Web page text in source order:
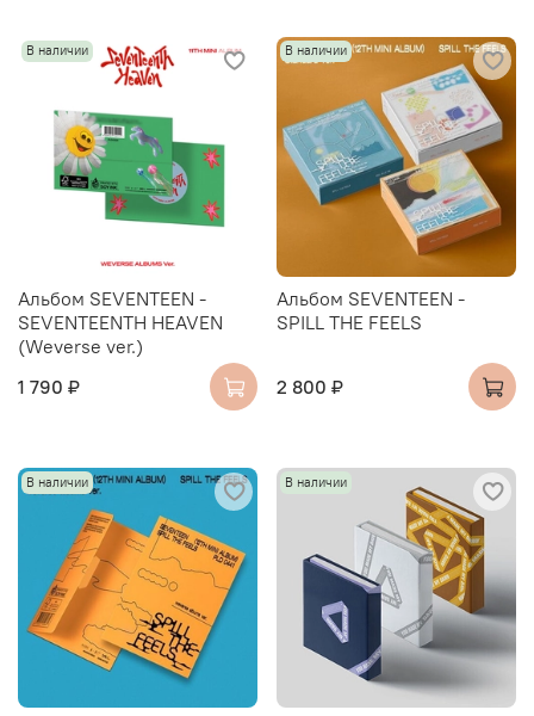
В наличии
Альбом SEVENTEEN -
SEVENTEENTH HEAVEN
(Weverse ver.)
1 790 ₽
В наличии
Альбом SEVENTEEN -
SPILL THE FEELS
2 800 ₽
В наличии В наличии